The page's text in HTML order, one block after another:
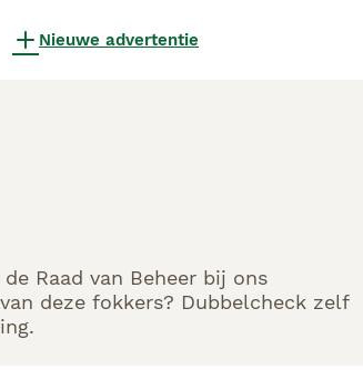
Nieuwe advertentie
Raad van Beheer bij ons
deze fokkers? Dubbelcheck zelf